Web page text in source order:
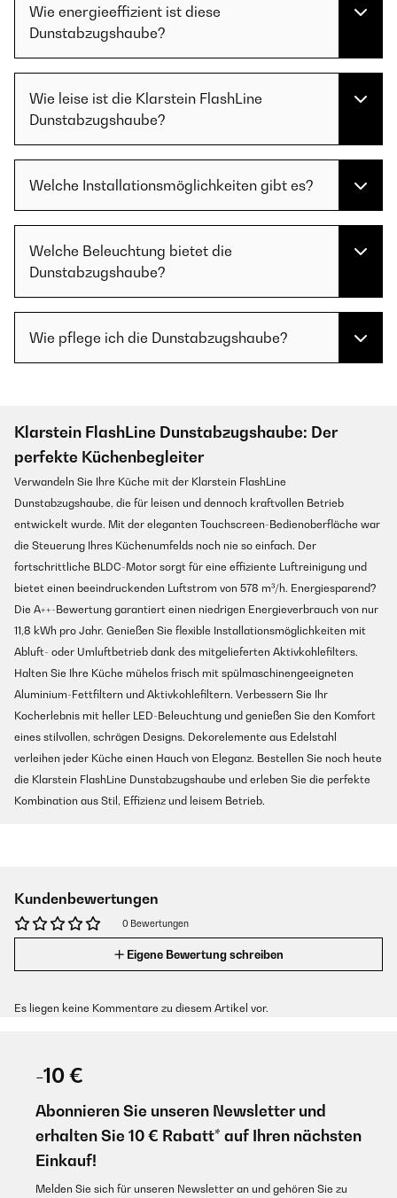
Wie energieeffizient ist diese
Dunstabzugshaube?
Wie leise ist die Klarstein FlashLine
Dunstabzugshaube?
Welche Installationsmöglichkeiten gibt es?
Welche Beleuchtung bietet die
Dunstabzugshaube?
Wie pflege ich die Dunstabzugshaube?
Klarstein FlashLine Dunstabzugshaube: Der
perfekte Küchenbegleiter
Verwandeln Sie Ihre Küche mit der Klarstein FlashLine
Dunstabzugshaube, die für leisen und dennoch kraftvollen Betrieb
entwickelt wurde. Mit der eleganten Touchscreen-Bedienoberfläche war
die Steuerung Ihres Küchenumfelds noch nie so einfach. Der
fortschrittliche BLDC-Motor sorgt für eine effiziente Luftreinigung und
bietet einen beeindruckenden Luftstrom von 578 m³/h. Energiesparend?
Die A++-Bewertung garantiert einen niedrigen Energieverbrauch von nur
11,8 kWh pro Jahr. Genießen Sie flexible Installationsmöglichkeiten mit
Abluft- oder Umluftbetrieb dank des mitgelieferten Aktivkohlefilters.
Halten Sie Ihre Küche mühelos frisch mit spülmaschinengeeigneten
Aluminium-Fettfiltern und Aktivkohlefiltern. Verbessern Sie Ihr
Kocherlebnis mit heller LED-Beleuchtung und genießen Sie den Komfort
eines stilvollen, schrägen Designs. Dekorelemente aus Edelstahl
verleihen jeder Küche einen Hauch von Eleganz. Bestellen Sie noch heute
die Klarstein FlashLine Dunstabzugshaube und erleben Sie die perfekte
Kombination aus Stil, Effizienz und leisem Betrieb.
Kundenbewertungen
0 Bewertungen
Eigene Bewertung schreiben
Es liegen keine Kommentare zu diesem Artikel vor.
-10 €
Abonnieren Sie unseren Newsletter und
erhalten Sie 10 € Rabatt* auf Ihren nächsten
Einkauf!
Melden Sie sich für unseren Newsletter an und gehören Sie zu